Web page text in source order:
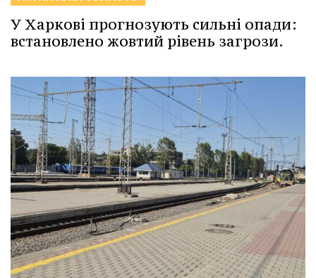
У Харкові прогнозують сильні опади:
встановлено жовтий рівень загрози.